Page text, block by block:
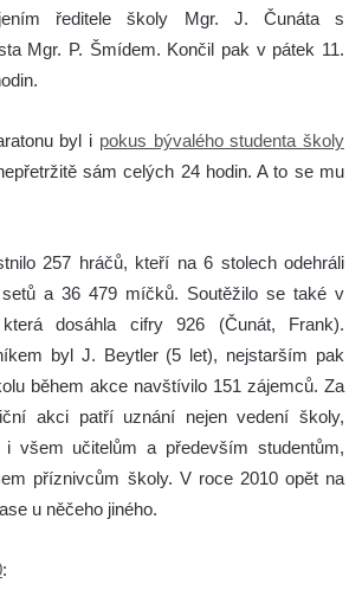
ředitele školy Mgr. J. Čunáta s
Mgr. P. Šmídem. Končil pak v pátek 11.
byl i pokus bývalého studenta školy
sám celých 24 hodin. A to se mu
257 hráčů, kteří na 6 stolech odehráli
a 36 479 míčků. Soutěžilo se také v
dosáhla cifry 926 (Čunát, Frank).
byl J. Beytler (5 let), nejstarším pak
během akce navštívilo 151 zájemců. Za
akci patří uznání nejen vedení školy,
i všem učitelům a především studentům,
příznivcům školy. V roce 2010 opět na
u něčeho jiného.
: